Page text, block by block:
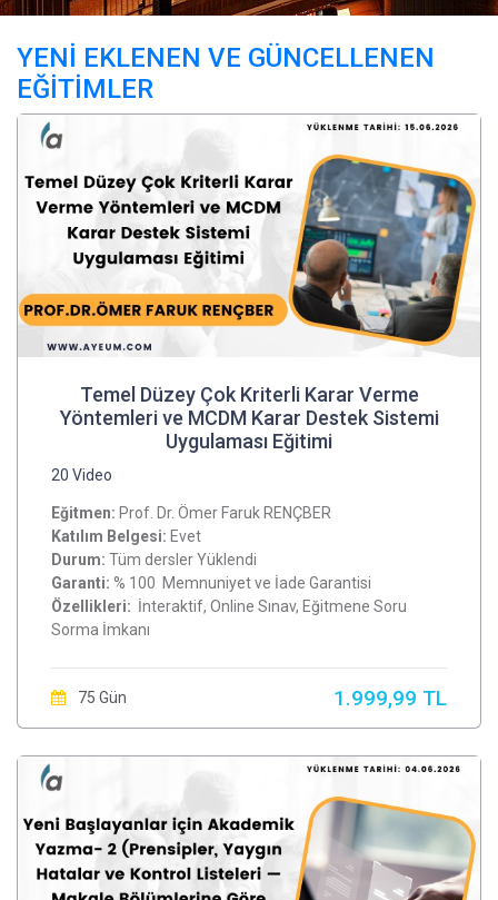
YENİ EKLENEN VE GÜNCELLENEN
EĞİTİMLER
Temel Düzey Çok Kriterli Karar Verme
Yöntemleri ve MCDM Karar Destek Sistemi
Uygulaması Eğitimi
20 Video
Eğitmen: Prof. Dr. Ömer Faruk RENÇBER
Katılım Belgesi: Evet
Durum: Tüm dersler Yüklendi
Garanti: % 100 Memnuniyet ve İade Garantisi
Özellikleri: İnteraktif, Online Sınav, Eğitmene Soru
Sorma İmkanı
75 Gün 1.999,99 TL